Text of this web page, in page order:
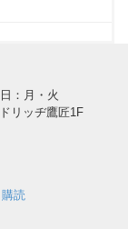
：月・火
リッヂ鷹匠1F
購読